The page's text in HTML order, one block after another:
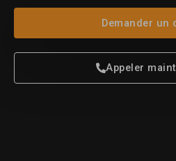
Demander un
Appeler